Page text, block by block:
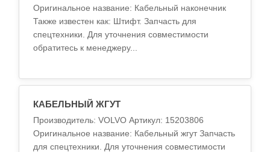
Оригинальное название: Кабельный наконечник
Также известен как: Штифт. Запчасть для
спецтехники. Для уточнения совместимости
обратитесь к менеджеру...
КАБЕЛЬНЫЙ ЖГУТ
Производитель: VOLVO Артикул: 15203806
Оригинальное название: Кабельный жгут Запчасть
для спецтехники. Для уточнения совместимости